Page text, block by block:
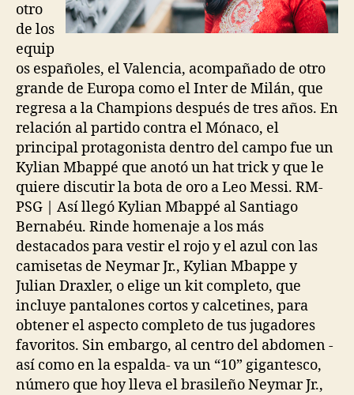
otro
de los
equip
os españoles, el Valencia, acompañado de otro
grande de Europa como el Inter de Milán, que
regresa a la Champions después de tres años. En
relación al partido contra el Mónaco, el
principal protagonista dentro del campo fue un
Kylian Mbappé que anotó un hat trick y que le
quiere discutir la bota de oro a Leo Messi. RM-
PSG | Así llegó Kylian Mbappé al Santiago
Bernabéu. Rinde homenaje a los más
destacados para vestir el rojo y el azul con las
camisetas de Neymar Jr., Kylian Mbappe y
Julian Draxler, o elige un kit completo, que
incluye pantalones cortos y calcetines, para
obtener el aspecto completo de tus jugadores
favoritos. Sin embargo, al centro del abdomen -
así como en la espalda- va un “10” gigantesco,
número que hoy lleva el brasileño Neymar Jr.,